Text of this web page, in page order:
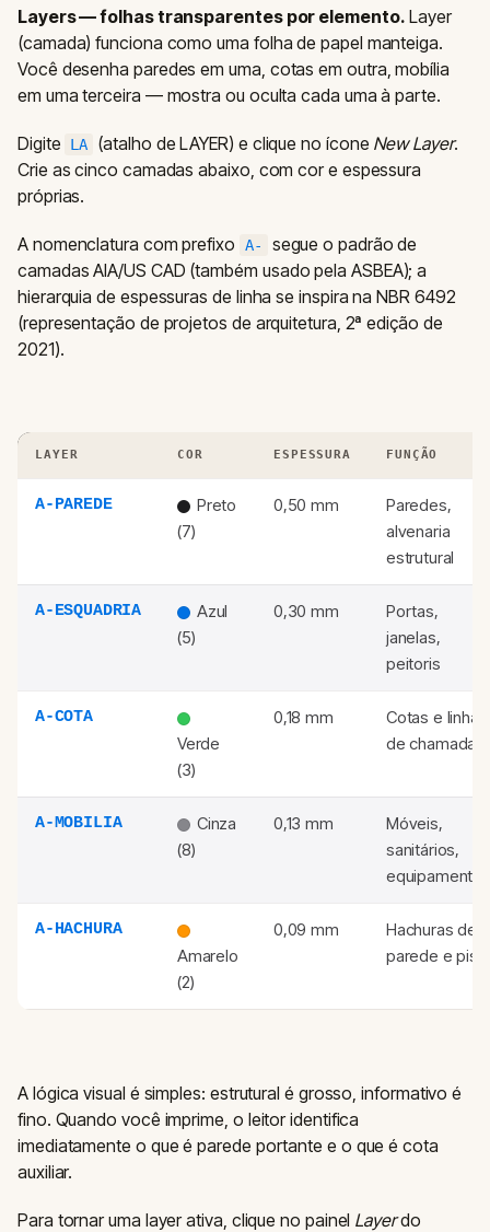
Layers — folhas transparentes por elemento. Layer
(camada) funciona como uma folha de papel manteiga.
Você desenha paredes em uma, cotas em outra, mobília
em uma terceira — mostra ou oculta cada uma à parte.
Digite LA (atalho de LAYER) e clique no ícone New Layer.
Crie as cinco camadas abaixo, com cor e espessura
próprias.
A nomenclatura com prefixo A-
segue o padrão de
camadas AIA/US CAD (também usado pela ASBEA); a
hierarquia de espessuras de linha se inspira na NBR 6492
(representação de projetos de arquitetura, 2ª edição de
2021).
LAYER COR ESPESSURA FUNÇÃO
A-PAREDE
Preto
(7)
0,50 mm
Paredes,
alvenaria
estrutural
A-ESQUADRIA
Azul
(5)
0,30 mm
Portas,
janelas,
peitoris
A-COTA
Verde
(3)
0,18 mm
Cotas e linhas
de chamada
A-MOBILIA
Cinza
(8)
0,13 mm
Móveis,
sanitários,
equipamentos
A-HACHURA
Amarelo
(2)
0,09 mm
Hachuras de
parede e piso
A lógica visual é simples: estrutural é grosso, informativo é
fino. Quando você imprime, o leitor identifica
imediatamente o que é parede portante e o que é cota
auxiliar.
Para tornar uma layer ativa, clique no painel Layerdo